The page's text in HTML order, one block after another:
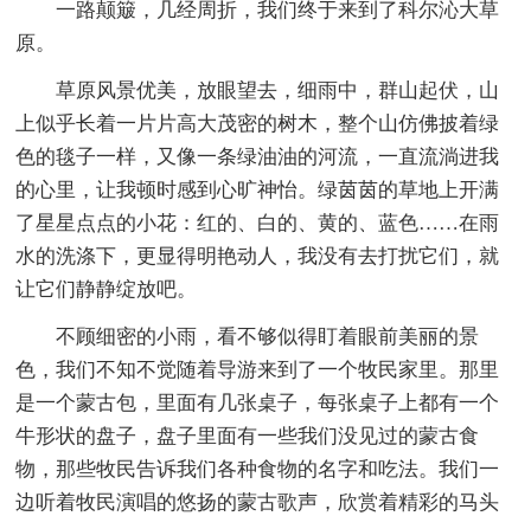
一路颠簸，几经周折，我们终于来到了科尔沁大草
原。
草原风景优美，放眼望去，细雨中，群山起伏，山
上似乎长着一片片高大茂密的树木，整个山仿佛披着绿
色的毯子一样，又像一条绿油油的河流，一直流淌进我
的心里，让我顿时感到心旷神怡。绿茵茵的草地上开满
了星星点点的小花：红的、白的、黄的、蓝色……在雨
水的洗涤下，更显得明艳动人，我没有去打扰它们，就
让它们静静绽放吧。
不顾细密的小雨，看不够似得盯着眼前美丽的景
色，我们不知不觉随着导游来到了一个牧民家里。那里
是一个蒙古包，里面有几张桌子，每张桌子上都有一个
牛形状的盘子，盘子里面有一些我们没见过的蒙古食
物，那些牧民告诉我们各种食物的名字和吃法。我们一
边听着牧民演唱的悠扬的蒙古歌声，欣赏着精彩的马头